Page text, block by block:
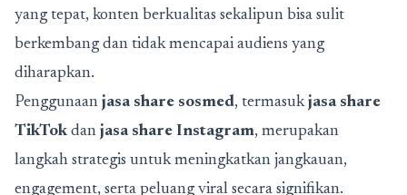
yang tepat, konten berkualitas sekalipun bisa sulit
berkembang dan tidak mencapai audiens yang
diharapkan.
Penggunaan jasa share sosmed, termasukjasa share
TikTok dan jasa share Instagram, merupakan
langkah strategis untuk meningkatkan jangkauan,
engagement, serta peluang viral secara signifikan.